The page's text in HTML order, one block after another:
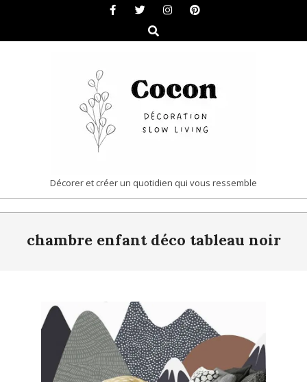
content
Search
COCON
|
DÉCORATION
LIVING
Décorer et créer un quotidien qui vous ressemble
Navigationchambre enfant déco tableau noir